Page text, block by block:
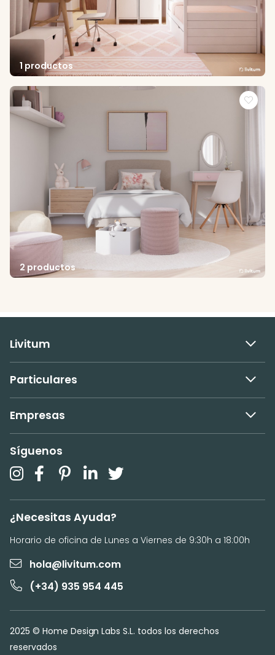
1 productos
2 productos
Livitum
Particulares
Empresas
Síguenos
¿Necesitas Ayuda?
Horario de oficina de Lunes a Viernes de 9:30h a 18:00h
hola@livitum.com
(+34) 935 954 445
2025 © Home Design Labs S.L. todos los derechos
reservados